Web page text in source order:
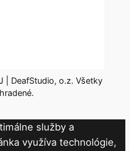
| DeafStudio, o.z. Všetky
služby a
využíva technológie,